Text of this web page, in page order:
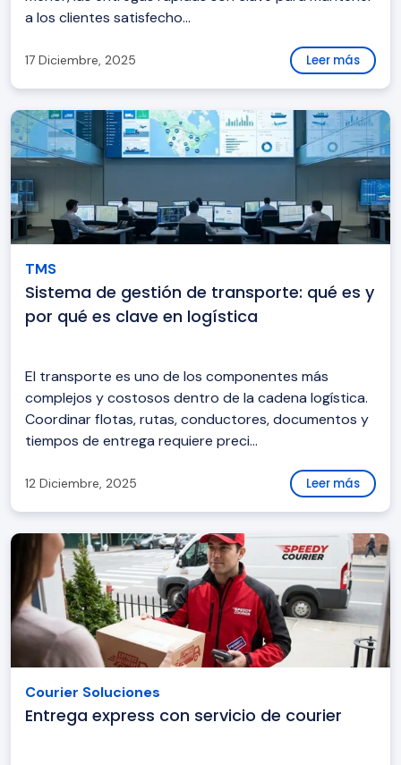
a los clientes satisfecho...
17 Diciembre, 2025 Leer más
TMS
Sistema de gestión de transporte: qué es y
por qué es clave en logística
El transporte es uno de los componentes más
complejos y costosos dentro de la cadena logística.
Coordinar flotas, rutas, conductores, documentos y
tiempos de entrega requiere preci...
12 Diciembre, 2025 Leer más
Courier Soluciones
Entrega express con servicio de courier